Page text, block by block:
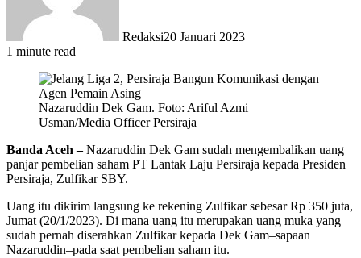
Redaksi20 Januari 2023
1 minute read
Nazaruddin Dek Gam. Foto: Ariful Azmi
Usman/Media Officer Persiraja
Banda Aceh –Nazaruddin Dek Gam sudah mengembalikan uang
panjar pembelian saham PT Lantak Laju Persiraja kepada Presiden
Persiraja, Zulfikar SBY.
Uang itu dikirim langsung ke rekening Zulfikar sebesar Rp 350 juta,
Jumat (20/1/2023). Di mana uang itu merupakan uang muka yang
sudah pernah diserahkan Zulfikar kepada Dek Gam–sapaan
Nazaruddin–pada saat pembelian saham itu.